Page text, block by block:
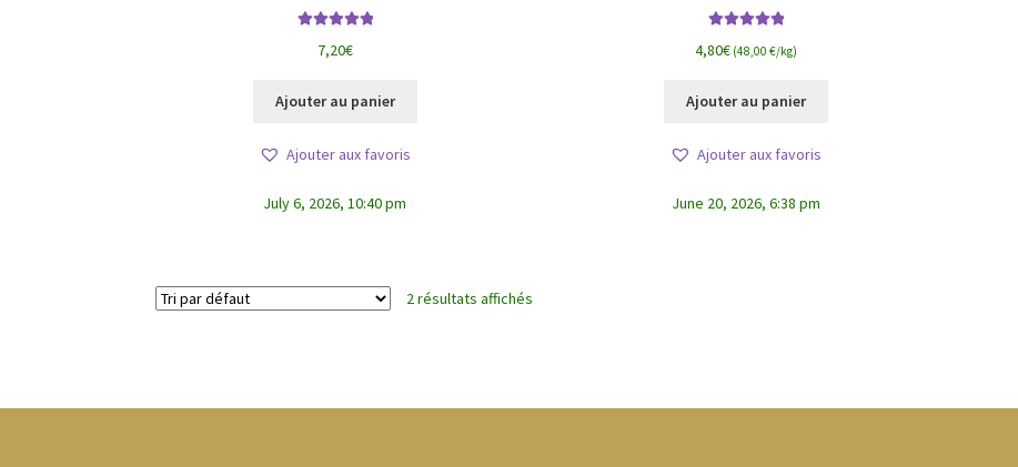
5
7,20€
Ajouter au panier
Ajouter aux favoris
July 6, 2026, 10:40 pm
5
4,80€(48,00 €/kg)
Ajouter au panier
Ajouter aux favoris
June 20, 2026, 6:38 pm
2 résultats affichés